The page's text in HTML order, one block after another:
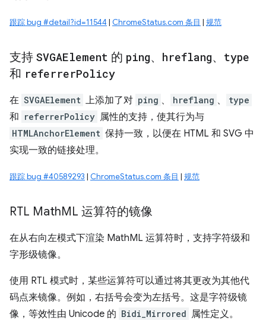
跟踪 bug #detail?id=11544 | ChromeStatus.com 条目 | 规范
支持 SVGAElement 的 ping、 hreflang、 type
和 referrerPolicy
在 SVGAElement 上添加了对 ping 、 hreflang 、 type
和 referrerPolicy 属性的支持，使其行为与
HTMLAnchorElement 保持一致，以便在 HTML 和 SVG 中
实现一致的链接处理。
跟踪 bug #40589293 | ChromeStatus.com 条目 | 规范
RTL MathML 运算符的镜像
在从右向左模式下渲染 MathML 运算符时，支持字符级和
字形级镜像。
使用 RTL 模式时，某些运算符可以通过将其更改为其他代
码点来镜像。例如，右括号会变为左括号。这是字符级镜
像，等效性由 Unicode 的 Bidi_Mirrored 属性定义。